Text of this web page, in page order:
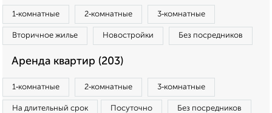
1‑комнатные 2‑комнатные 3‑комнатные
Вторичное жилье Новостройки Без посредников
Аренда квартир (203)
1‑комнатные 2‑комнатные 3‑комнатные
На длительный срок Посуточно Без посредников